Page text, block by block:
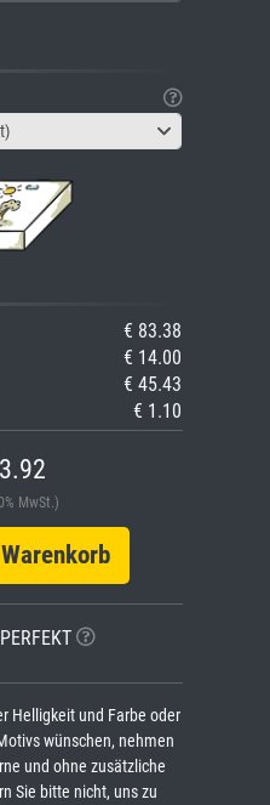
€ 83.38
€ 14.00
€ 45.43
€ 1.10
MwSt.)
PERFEKT
Helligkeit und Farbe oder
wünschen, nehmen
und ohne zusätzliche
Sie bitte nicht, uns zu